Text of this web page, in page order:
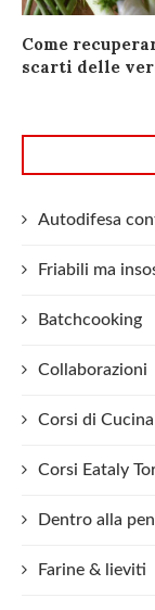
Come
scarti delle
Autodifesa
Friabili ma
Batchcooking
Collaborazioni
Corsi di Cucina
Corsi Eataly
Dentro alla
Farine & lieviti